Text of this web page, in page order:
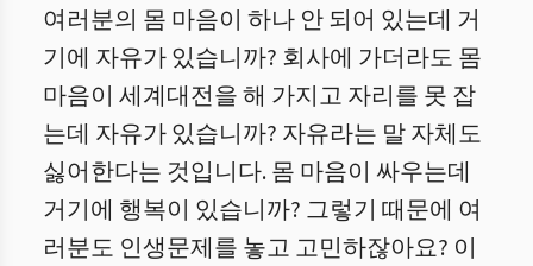
여러분의 몸 마음이 하나 안 되어 있는데 거
기에 자유가 있습니까? 회사에 가더라도 몸
마음이 세계대전을 해 가지고 자리를 못 잡
는데 자유가 있습니까? 자유라는 말 자체도
싫어한다는 것입니다. 몸 마음이 싸우는데
거기에 행복이 있습니까? 그렇기 때문에 여
러분도 인생문제를 놓고 고민하잖아요? 이